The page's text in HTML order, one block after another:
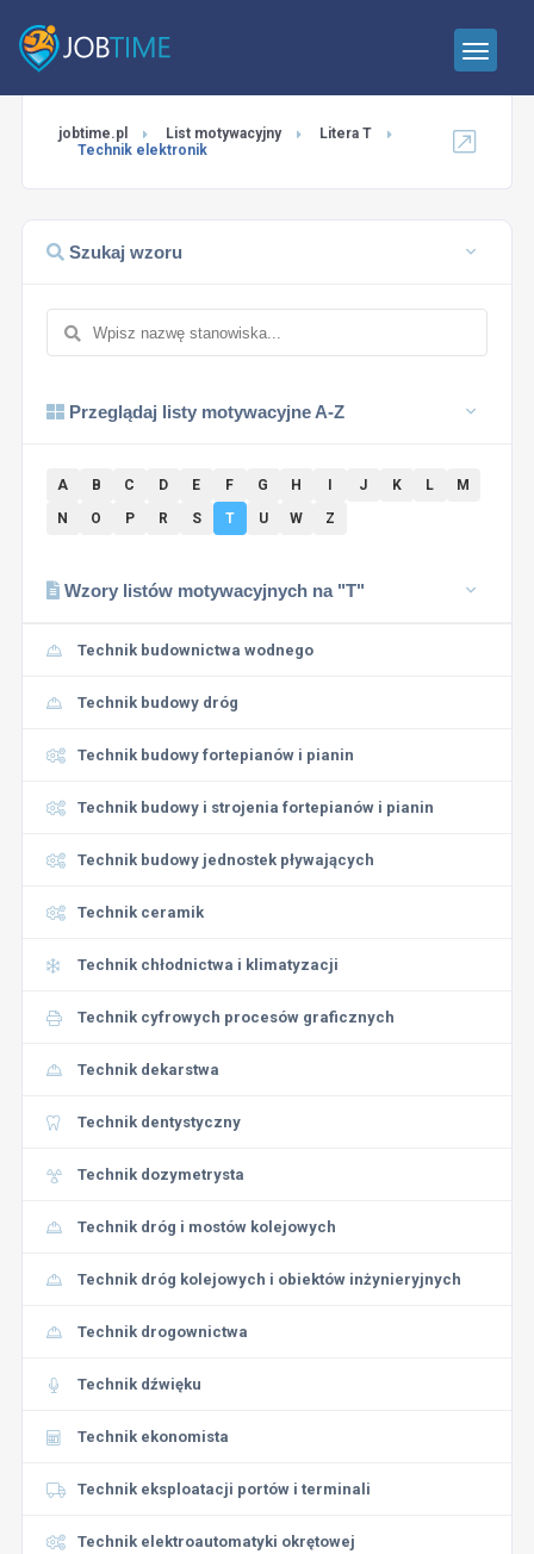
jobtime.pl List motywacyjny
Litera T
Technik elektronik
Szukaj wzoru
Przeglądaj listy motywacyjne A-Z
A B C D E F G H J K L
M
N
O P R S T U W Z
Wzory listów motywacyjnych na "T"
Technik budownictwa wodnego
Technik budowy dróg
Technik budowy fortepianów i pianin
Technik budowy i strojenia fortepianów i pianin
Technik budowy jednostek pływających
Technik ceramik
Technik chłodnictwa i klimatyzacji
Technik cyfrowych procesów graficznych
Technik dekarstwa
Technik dentystyczny
Technik dozymetrysta
Technik dróg i mostów kolejowych
Technik dróg kolejowych i obiektów inżynieryjnych
Technik drogownictwa
Technik dźwięku
Technik ekonomista
Technik eksploatacji portów i terminali
Technik elektroautomatyki okrętowej